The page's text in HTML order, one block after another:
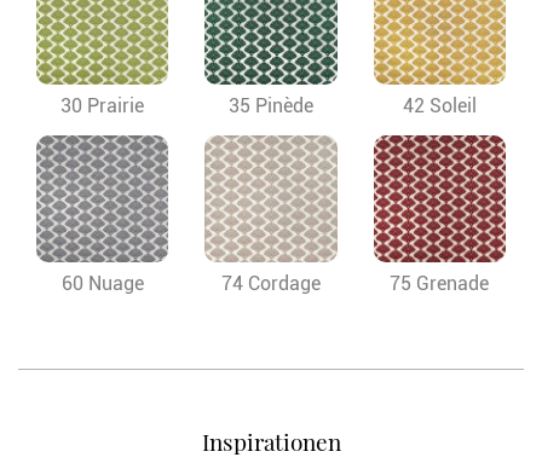
30 Prairie 35 Pinède 42 Soleil
60 Nuage 74 Cordage 75 Grenade
Inspirationen